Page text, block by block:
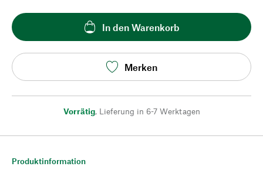
In den Warenkorb
Merken
Vorrätig, Lieferung in 6-7 Werktagen
Produktinformation